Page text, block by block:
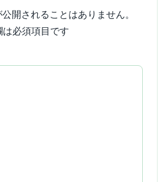
開されることはありません。
必須項目です